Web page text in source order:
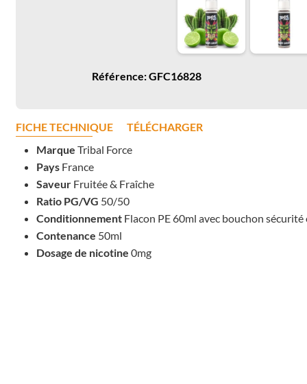
Référence: GFC16828
FICHE TECHNIQUE
TÉLÉCHARGER
Marque Tribal Force
PaysFrance
SaveurFruitée & Fraîche
Ratio PG/VG 50/50
Conditionnement Flacon PE 60ml avec bouchon
Contenance 50ml
Dosage de nicotine 0mg